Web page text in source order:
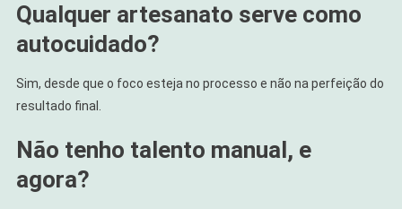
Qualquer artesanato serve como
autocuidado?
Sim, desde que o foco esteja no processo e não na perfeição do
resultado final.
Não tenho talento manual, e
agora?